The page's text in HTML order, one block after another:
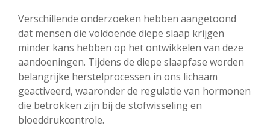
Verschillende onderzoeken hebben aangetoond
dat mensen die voldoende diepe slaap krijgen
minder kans hebben op het ontwikkelen van deze
aandoeningen. Tijdens de diepe slaapfase worden
belangrijke herstelprocessen in ons lichaam
geactiveerd, waaronder de regulatie van hormonen
die betrokken zijn bij de stofwisseling en
bloeddrukcontrole.